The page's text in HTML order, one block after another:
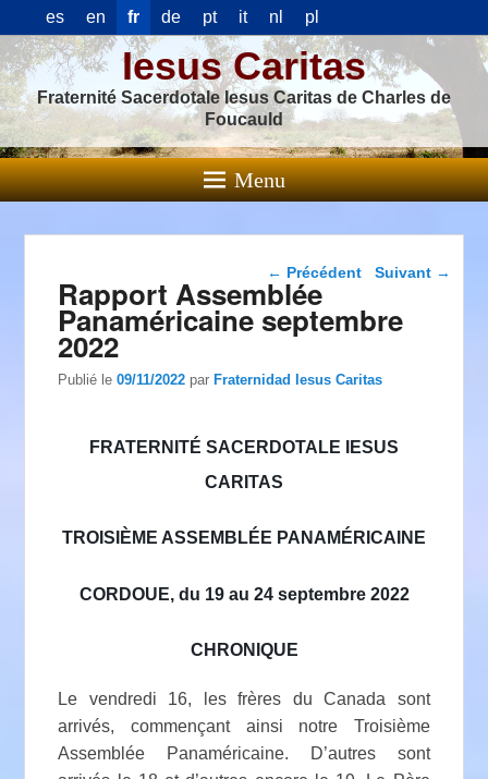
es en fr de pt it nl pl
Iesus Caritas
Fraternité Sacerdotale Iesus Caritas de Charles de
Foucauld
Menu
Navigation dans les
← Précédent Suivant →
Rapport Assemblée
Panaméricaine septembre
2022
Publié le09/11/2022 parFraternidad Iesus Caritas
FRATERNITÉ SACERDOTALE IESUS
CARITAS
TROISIÈME ASSEMBLÉE PANAMÉRICAINE
CORDOUE, du 19 au 24 septembre 2022
CHRONIQUE
Le vendredi 16, les frères du Canada sont
arrivés, commençant ainsi notre Troisième
Assemblée Panaméricaine. D’autres sont